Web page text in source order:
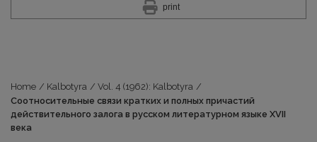
print
Home / Kalbotyra / Vol. 4 (1962): Kalbotyra /
Соотносительные связи кратких и полных причастий
действительного залога в русском литературном языке XVII
века